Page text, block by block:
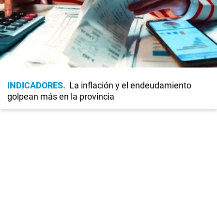
INDICADORES
La inflación y el endeudamiento
golpean más en la provincia